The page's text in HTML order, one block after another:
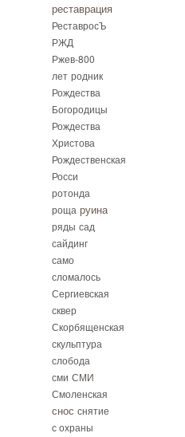
реставрация
РеставросЪ
РЖД
Ржев-800
лет родник
Рождества
Богородицы
Рождества
Христова
Рождественская
Росси
ротонда
роща руина
ряды сад
сайдинг
само
сломалось
Сергиевская
сквер
Скорбященская
скульптура
слобода
сми СМИ
Смоленская
снос снятие
с охраны